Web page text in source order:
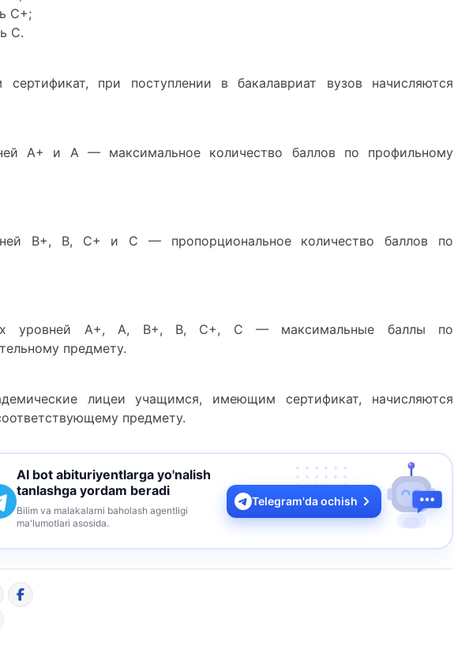
C+;
C.
при поступлении в бакалавриат вузов начисляются
A+ и A — максимальное количество баллов по профильному
B+, B, C+ и C — пропорциональное количество баллов по
уровней A+, A, B+, B, C+, C — максимальные баллы по
предмету.
лицеи учащимся, имеющим сертификат, начисляются
предмету.
AI bot abituriyentlarga yo'nalish
tanlashga yordam beradi
Bilim va malakalarni baholash agentligi
ma'lumotlari asosida.
Telegram'da ochish